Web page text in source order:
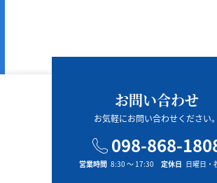
お問い合わせ
お気軽にお問い合わせください。
098-868-
営業時間 8:30 〜 17:30 定休日 日曜日・